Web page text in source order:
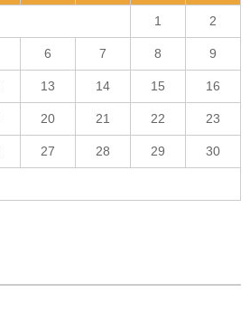
1 2
6 7 8 9
13 14 15 16
20 21 22 23
27 28 29 30